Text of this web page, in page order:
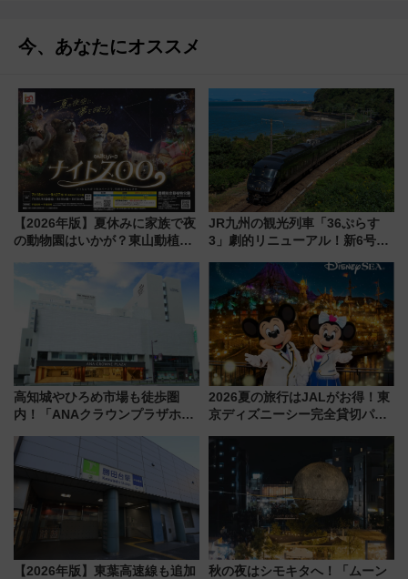
今、あなたにオススメ
【2026年版】夏休みに家族で夜
の動物園はいかが？東山動植物
ZOO」開催情報
JR九州の観光列車「36ぷらす
3」劇的リニューアル！新6号車
別 “プレミアムランチ”導入･ル
ートや価格など解説
高知城やひろめ市場も徒歩圏
内！「ANAクラウンプラザホテ
2026夏の旅行はJALがお得！東
京ディズニーシー完全貸切パー
ーン始まる 条件は「夏の国内
線に2回搭乗」
【2026年版】東葉高速線も追加
秋の夜はシモキタへ！「ムーン